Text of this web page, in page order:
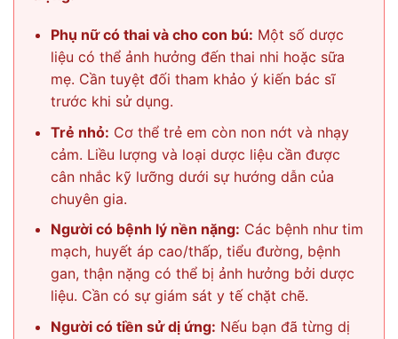
Phụ nữ có thai và cho con bú: Một số dược
liệu có thể ảnh hưởng đến thai nhi hoặc sữa
mẹ. Cần tuyệt đối tham khảo ý kiến bác sĩ
trước khi sử dụng.
Trẻ nhỏ: Cơ thể trẻ em còn non nớt và nhạy
cảm. Liều lượng và loại dược liệu cần được
cân nhắc kỹ lưỡng dưới sự hướng dẫn của
chuyên gia.
Người có bệnh lý nền nặng: Các bệnh như tim
mạch, huyết áp cao/thấp, tiểu đường, bệnh
gan, thận nặng có thể bị ảnh hưởng bởi dược
liệu. Cần có sự giám sát y tế chặt chẽ.
Người có tiền sử dị ứng: Nếu bạn đã từng dị